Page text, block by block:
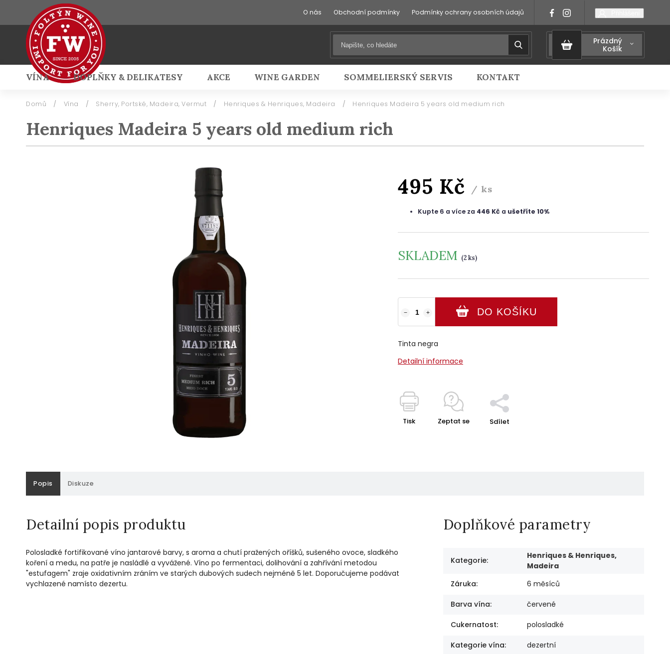
O nás Obchodní podmínky Podmínky ochrany osobních údajů
Prázdný
Košík
VÍNA DOPLŇKY & DELIKATESY AKCE WINE GARDEN SOMMELIERSKÝ SERVIS KONTAKT
Přihlášení
Domů / Vína / Sherry, Portské, Madeira, Vermut / Henriques & Henriques, Madeira / Henriques Madeira 5 years old medium rich
Henriques Madeira 5 years old medium rich
495 Kč / ks
Kupte 6 a více za 446 Kč a ušetříte 10%
SKLADEM (2 ks)
+
− DO KOŠÍKU
Tinta negra
Detailní informace
Tisk Zeptat se Sdílet
Popis Diskuze
Detailní popis produktu
Polosladké fortifikované víno jantarové barvy, s aroma a chutí pražených oříšků, sušeného ovoce, sladkého
koření a medu, na patře je nasládlé a vyvážené. Víno po fermentaci, dolihování a zahřívání metodou
"estufagem" zraje oxidativním zráním ve starých dubových sudech nejméně 5 let. Doporučujeme podávat
vychlazené namísto dezertu.
Doplňkové parametry
Kategorie:
Henriques & Henriques,
Madeira
Záruka: 6 měsíců
Barva vína: červené
Cukernatost: polosladké
Kategorie vína: dezertní